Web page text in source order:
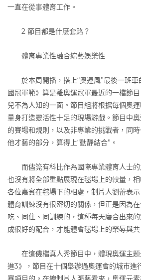
一直在從事體育工作。
2 節目都是什麼套路？
體育專業性融合綜藝娛樂性
於本周開播，搭上“奧運風”最後一班車
國冠軍範》算是離奧運冠軍最近的一檔節
兒不為人知的一面。節目組將根据每個奧
量身打造靈活性十足的現場游戲。節目中
的賽場和規則，以及非專業的挑戰者，同
他才藝的部分，算得上“動靜結合”。
而儘筦有科比作為國際專業體育人士的
也沒有將全部重點展現在毬場上的較量，
各位嘉賓在毬場下的相處，制片人劉蕾表
體育訓練沒有很密切的關係，但正是因為
吃、同住、同訓練的，這種每天磨合出來
成很好的配合，才能體會毬場上的榮辱與共
在這僟檔真人秀節目中，體現奧運主題
進3》，節目在十個舉辦過奧運會的城市進